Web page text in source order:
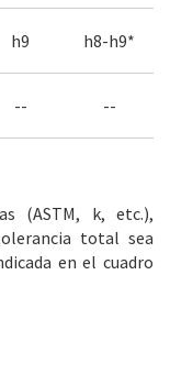
h9 h8-h9*
-- --
(ASTM, k, etc.),
total sea
en el cuadro